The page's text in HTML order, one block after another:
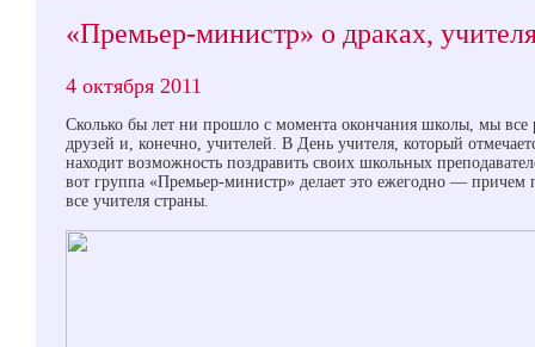
«Премьер-министр» о драках,
4 октября 2011
Сколько бы лет ни прошло с момента окончания школы, мы
друзей и, конечно, учителей. В День учителя, который
находит возможность поздравить своих школьных
вот группа «Премьер-министр» делает это ежегодно — причем
все учителя страны.